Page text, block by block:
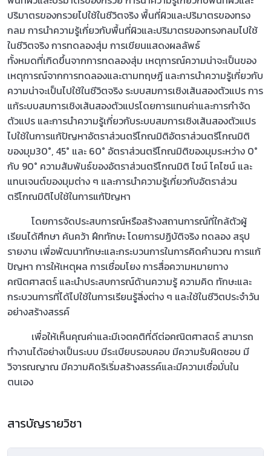
ปริมาตรของกรวยไปใช้ในชีวิตจริง พื้นที่ผิวและปริมาตรของทรง
กลม การนำความรู้เกี่ยวกับพื้นที่ผิวและปริมาตรของทรงกลมไปใช้
ในชีวิตจริง การทดลองสุ่ม การเขียนแสดงผลลัพธ์
ทั้งหมดที่เกิดขึ้นจากการทดลองสุ่ม เหตุการณ์ความน่าจะเป็นของ
เหตุการณ์จากการทดลองและตามทฤษฎี และการนำความรู้เกี่ยวกับ
ความน่าจะเป็นไปใช้ในชีวิตจริง ระบบสมการเชิงเส้นสองตัวแปร การ
แก้ระบบสมการเชิงเส้นสองตัวแปรโดยการแทนค่าและการกำจัด
ตัวแปร และการนำความรู้เกี่ยวกับระบบสมการเชิงเส้นสองตัวแปร
ไปใช้ในการแก้ปัญหาอัตราส่วนตรีโกณมิติอัตราส่วนตรีโกณมิติ
ของมุม30°, 45° และ 60° อัตราส่วนตรีโกณมิติของมุมระหว่าง 0°
กับ 90° ความสัมพันธ์ของอัตราส่วนตรีโกณมิติ ไซน์ โคไซน์ และ
แทนเจนต์ของมุมต่าง ๆ และการนำความรู้เกี่ยวกับอัตราส่วน
ตรีโกณมิติไปใช้ในการแก้ปัญหา
โดยการจัดประสบการณ์หรือสร้างสถานการณ์ที่ใกล้ตัวผู้
เรียนได้ศึกษา ค้นคว้า ฝึกทักษะ โดยการปฏิบัติจริง ทดลอง สรุป
รายงาน เพื่อพัฒนาทักษะและกระบวนการในการคิดคำนวณ การแก้
ปัญหา การให้เหตุผล การเชื่อมโยง การสื่อความหมายทาง
คณิตศาสตร์ และนำประสบการณ์ด้านความรู้ ความคิด ทักษะและ
กระบวนการที่ได้ไปใช้ในการเรียนรู้สิ่งต่าง ๆ และใช้ในชีวิตประจำวัน
อย่างสร้างสรรค์
เพื่อให้เห็นคุณค่าและมีเจตคติที่ดีต่อคณิตศาสตร์ สามารถ
ทำงานได้อย่างเป็นระบบ มีระเบียบรอบคอบ มีความรับผิดชอบ มี
วิจารณญาณ มีความคิดริเริ่มสร้างสรรค์และมีความเชื่อมั่นใน
ตนเอง
สารบัญรายวิชา